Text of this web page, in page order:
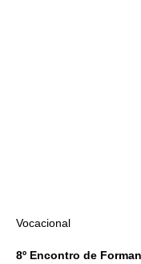
Vocacional
8º Encontro de